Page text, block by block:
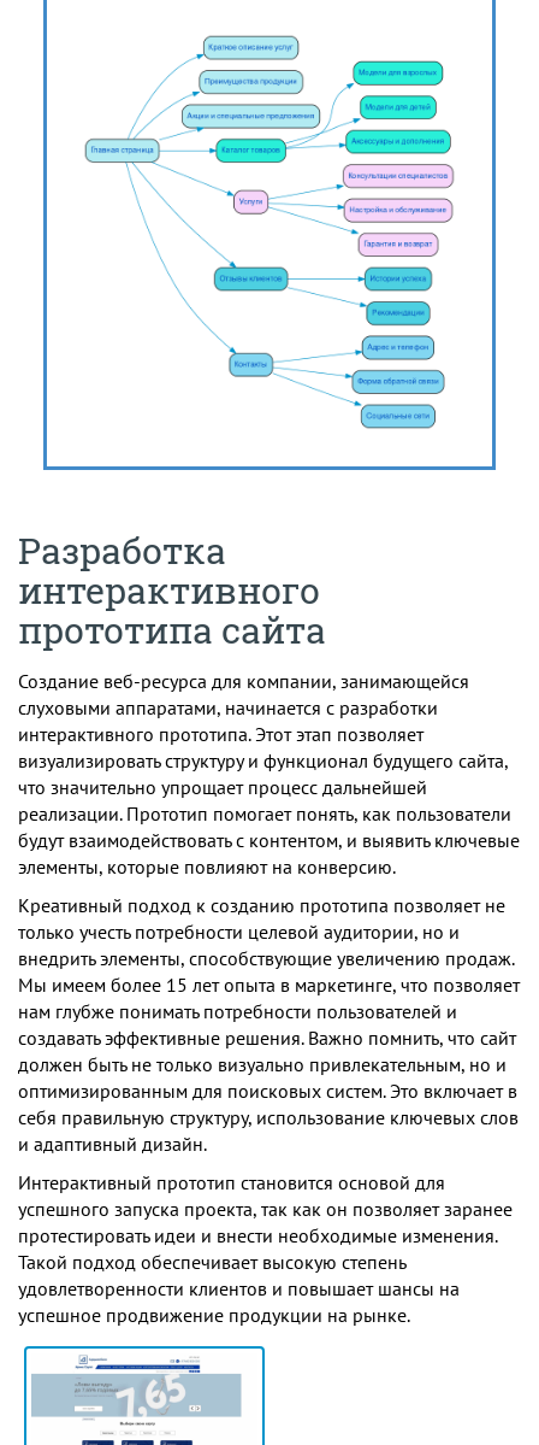
Разработка
интерактивного
прототипа сайта
Создание веб-ресурса для компании, занимающейся
слуховыми аппаратами, начинается с разработки
интерактивного прототипа. Этот этап позволяет
визуализировать структуру и функционал будущего сайта,
что значительно упрощает процесс дальнейшей
реализации. Прототип помогает понять, как пользователи
будут взаимодействовать с контентом, и выявить ключевые
элементы, которые повлияют на конверсию.
Креативный подход к созданию прототипа позволяет не
только учесть потребности целевой аудитории, но и
внедрить элементы, способствующие увеличению продаж.
Мы имеем более 15 лет опыта в маркетинге, что позволяет
нам глубже понимать потребности пользователей и
создавать эффективные решения. Важно помнить, что сайт
должен быть не только визуально привлекательным, но и
оптимизированным для поисковых систем. Это включает в
себя правильную структуру, использование ключевых слов
и адаптивный дизайн.
Интерактивный прототип становится основой для
успешного запуска проекта, так как он позволяет заранее
протестировать идеи и внести необходимые изменения.
Такой подход обеспечивает высокую степень
удовлетворенности клиентов и повышает шансы на
успешное продвижение продукции на рынке.